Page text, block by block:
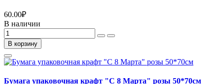
60.00₽
В наличии
В корзину
Бумага упаковочная крафт "С 8 Марта" розы 50*70см